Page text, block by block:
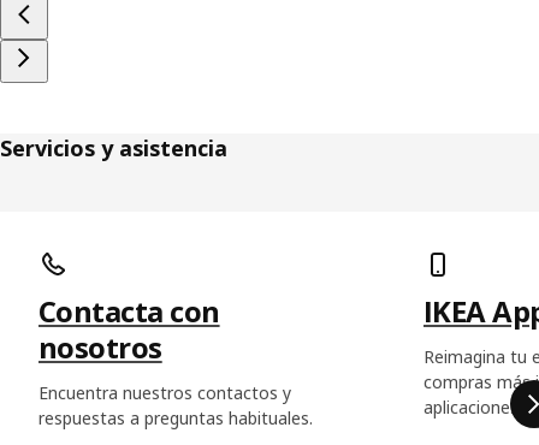
Servicios y asistencia
Contacta con
nosotros
Encuentra nuestros contactos y
respuestas a preguntas habituales.
IKEA
Reimagina tu
compras más
aplicaciones